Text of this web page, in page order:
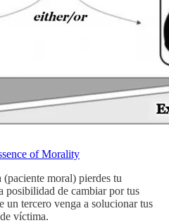
of Morality
moral) pierdes tu
posibilidad de cambiar por tus
un tercero venga a solucionar tus
víctima.